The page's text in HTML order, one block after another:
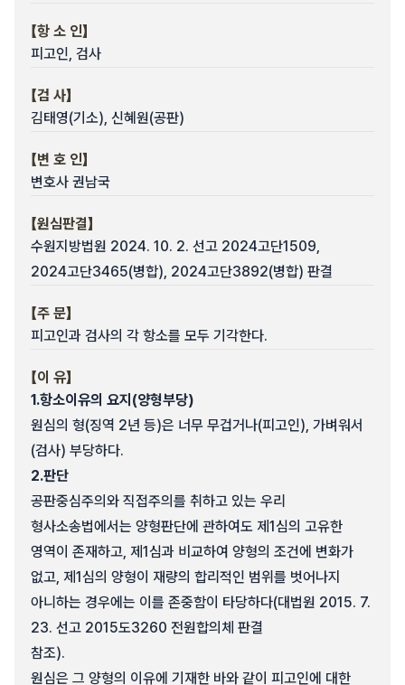
【항 소 인】
피고인, 검사
【검 사】
김태영(기소), 신혜원(공판)
【변 호 인】
변호사 권남국
【원심판결】
수원지방법원 2024. 10. 2. 선고 2024고단1509,
2024고단3465(병합), 2024고단3892(병합) 판결
【주 문】
피고인과 검사의 각 항소를 모두 기각한다.
【이 유】
1.항소이유의 요지(양형부당)
원심의 형(징역 2년 등)은 너무 무겁거나(피고인), 가벼워서
(검사) 부당하다.
2.판단
공판중심주의와 직접주의를 취하고 있는 우리
형사소송법에서는 양형판단에 관하여도 제1심의 고유한
영역이 존재하고, 제1심과 비교하여 양형의 조건에 변화가
없고, 제1심의 양형이 재량의 합리적인 범위를 벗어나지
아니하는 경우에는 이를 존중함이 타당하다(대법원 2015. 7.
23. 선고 2015도3260 전원합의체 판결
참조).
원심은 그 양형의 이유에 기재한 바와 같이 피고인에 대한